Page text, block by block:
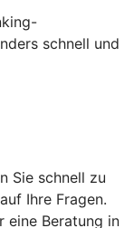
schnell und
Sie schnell zu
Ihre Fragen.
eine Beratung in